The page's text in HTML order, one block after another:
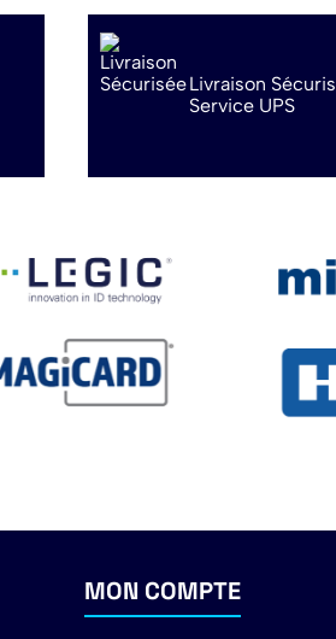
Livraison
Service UPS
MON COMPTE